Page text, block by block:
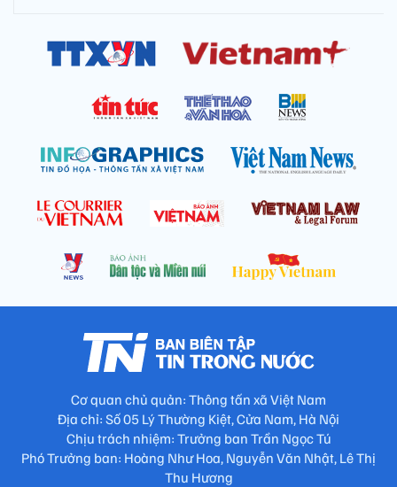
Cơ quan chủ quản: Thông tấn xã Việt Nam
Địa chỉ: Số 05 Lý Thường Kiệt, Cửa Nam, Hà Nội
Chịu trách nhiệm: Trưởng ban Trần Ngọc Tú
Phó Trưởng ban: Hoàng Như Hoa, Nguyễn Văn Nhật, Lê Thị
Thu Hương